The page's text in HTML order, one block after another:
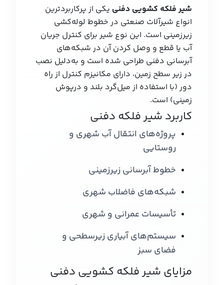
شیر فلکه کشویی دفنی یکی از پرکاربردترین
انواع شیرآلات صنعتی در خطوط لوله‌کشی
زیرزمینی است. این نوع شیر برای کنترل جریان
آب یا قطع و وصل کردن آن در شبکه‌های
آبرسانی دفنی طراحی شده است و به‌دلیل نصب
در زیر سطح زمین، دارای مکانیزم کنترل از راه
دور (با استفاده از میل‌گرد بلند و درپوش
زمینی) است.
کاربرد شیر فلکه دفنی
پروژه‌های انتقال آب شهری و
روستایی
خطوط آبرسانی زیرزمینی
شبکه‌های فاضلاب شهری
تأسیسات عمرانی و شهری
سیستم‌های آبیاری زیرسطحی و
فضای سبز
مزایای شیر فلکه کشویی دفنی